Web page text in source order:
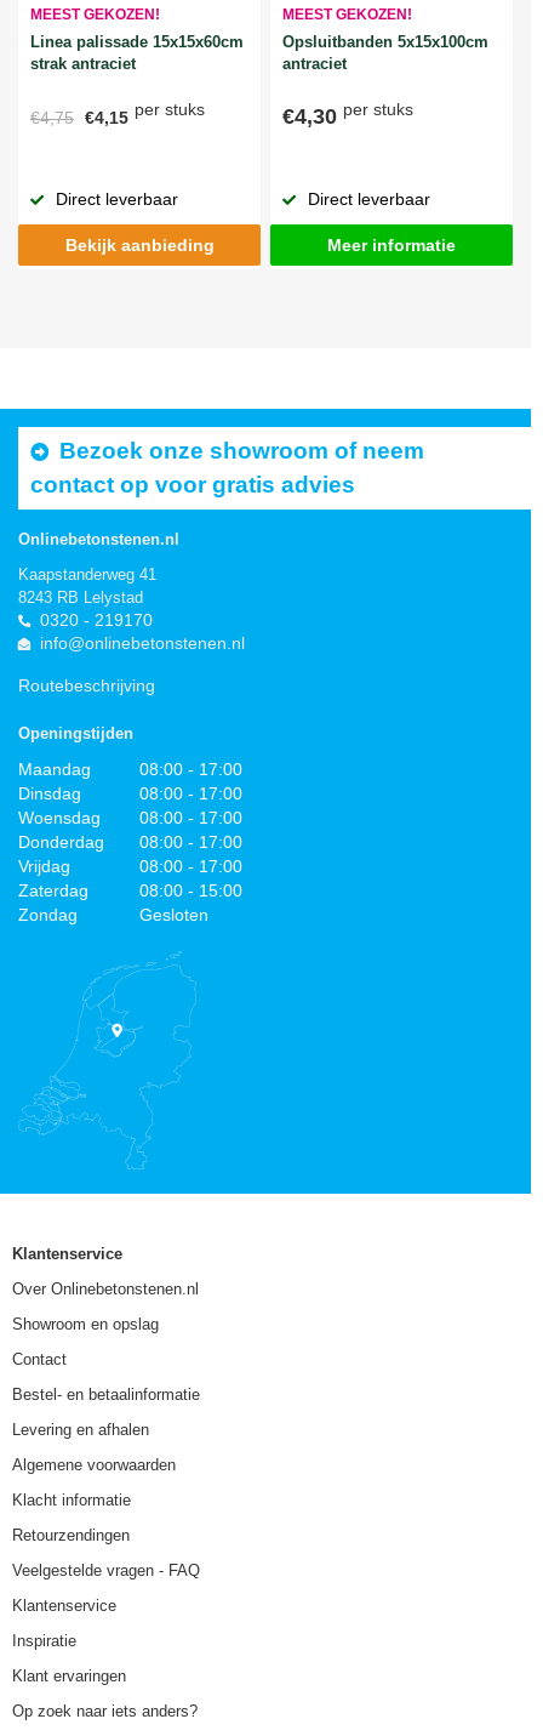
MEEST GEKOZEN!
Linea palissade 15x15x60cm
strak antraciet
€4,75 €4,15 per stuks
Direct leverbaar
Bekijk aanbieding
MEEST GEKOZEN!
Opsluitbanden 5x15x100cm
antraciet
€4,30 per stuks
Direct leverbaar
Meer informatie
Bezoek onze showroom of neem
contact op voor gratis advies
Onlinebetonstenen.nl
Kaapstanderweg 41
8243 RB Lelystad
0320 - 219170
info@onlinebetonstenen.nl
Routebeschrijving
Openingstijden
Maandag
08:00 - 17:00
Dinsdag
08:00 - 17:00
Woensdag
08:00 - 17:00
Donderdag
08:00 - 17:00
Vrijdag
08:00 - 17:00
Zaterdag
08:00 - 15:00
Zondag
Gesloten
Klantenservice
Over Onlinebetonstenen.nl
Showroom en opslag
Contact
Bestel- en betaalinformatie
Levering en afhalen
Algemene voorwaarden
Klacht informatie
Retourzendingen
Veelgestelde vragen - FAQ
Klantenservice
Inspiratie
Klant ervaringen
Op zoek naar iets anders?